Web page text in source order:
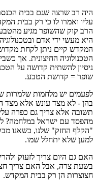
היה רב שרצה שגם בבית
עליו ואמרו לו כי רק בבית
הרב קוק שהשופר מגיע מהטבע
היא מעשי ידי אדם
המקדש קיים ניתן לקחת
הטכנולוגיה החיצונית. אך
ניסיון להשתית קדושה על
שופר = קדושת הטבע.
לפעמים יש מלחמות שלמרות
בהן - לא מצד עונש אלא מצד
תשובה אלא צריך גם כפרה
מהפסד עם ישראל במלחמה?
"הקלף החזק" שלנו, כשאנו
למען שלא יתחלל שמו.
האם גם היום צריך לזעוק
בשעת צרה, אבל האם צריך
חצוצרות הן רק בבית המקדש.